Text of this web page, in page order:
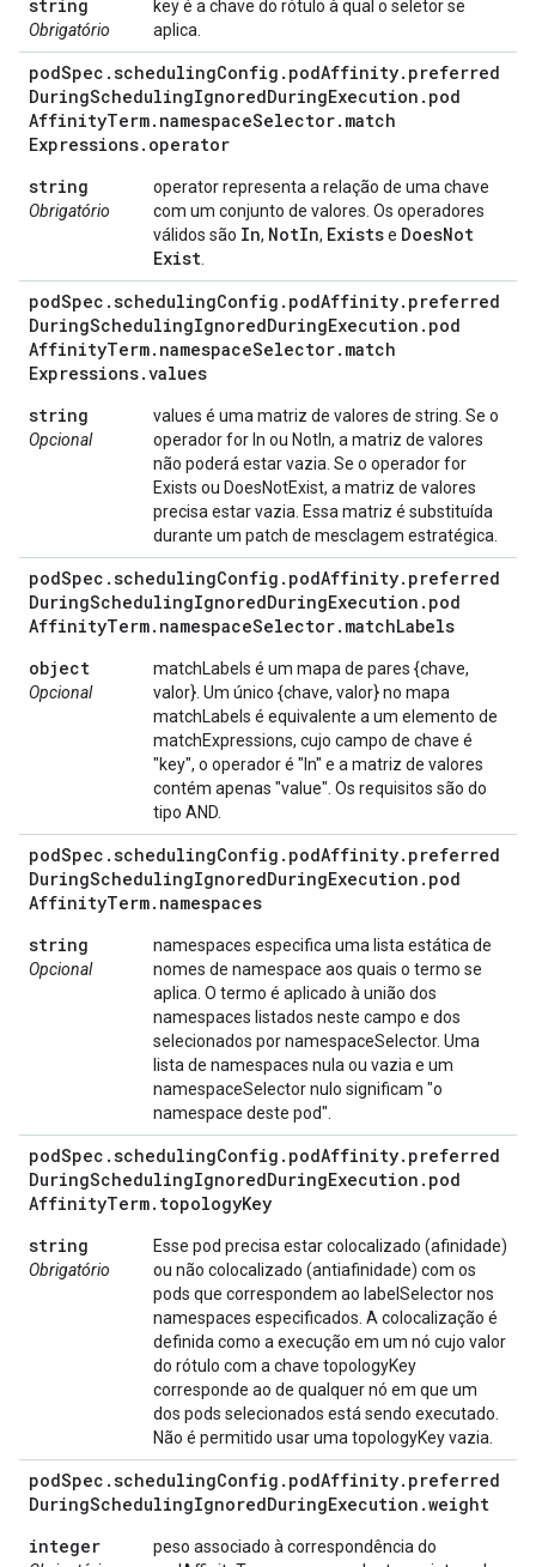
string
Obrigatório
key é a chave do rótulo à qual o seletor se
aplica.
podSpec .schedulingConfig . podAffinity. preferred
DuringSchedulingIgnoredDuringExecution . pod
AffinityTerm. namespaceSelector. match
Expressions. operator
string
Obrigatório
operator representa a relação de uma chave
com um conjunto de valores. Os operadores
válidos são In, NotIn, Existse DoesNot
Exist
podSpec .schedulingConfig . podAffinity. preferred
DuringSchedulingIgnoredDuringExecution . pod
AffinityTerm. namespaceSelector. match
Expressions.values
string
Opcional
values é uma matriz de valores de string. Se o
operador for In ou NotIn, a matriz de valores
não poderá estar vazia. Se o operador for
Exists ou DoesNotExist, a matriz de valores
precisa estar vazia. Essa matriz é substituída
durante um patch de mesclagem estratégica.
podSpec .schedulingConfig . podAffinity. preferred
DuringSchedulingIgnoredDuringExecution . pod
AffinityTerm. namespaceSelector. matchLabels
object
Opcional
matchLabels é um mapa de pares {chave,
valor}. Um único {chave, valor} no mapa
matchLabels é equivalente a um elemento de
matchExpressions, cujo campo de chave é
"key", o operador é "In" e a matriz de valores
contém apenas "value". Os requisitos são do
tipo AND.
podSpec .schedulingConfig . podAffinity. preferred
DuringSchedulingIgnoredDuringExecution . pod
AffinityTerm. namespaces
string
Opcional
namespaces especifica uma lista estática de
nomes de namespace aos quais o termo se
aplica. O termo é aplicado à união dos
namespaces listados neste campo e dos
selecionados por namespaceSelector. Uma
lista de namespaces nula ou vazia e um
namespaceSelector nulo significam "o
namespace deste pod".
podSpec .schedulingConfig . podAffinity. preferred
DuringSchedulingIgnoredDuringExecution . pod
AffinityTerm. topologyKey
string
Obrigatório
Esse pod precisa estar colocalizado (afinidade)
ou não colocalizado (antiafinidade) com os
pods que correspondem ao labelSelector nos
namespaces especificados. A colocalização é
definida como a execução em um nó cujo valor
do rótulo com a chave topologyKey
corresponde ao de qualquer nó em que um
dos pods selecionados está sendo executado.
Não é permitido usar uma topologyKey vazia.
podSpec .schedulingConfig . podAffinity. preferred
DuringSchedulingIgnoredDuringExecution .weight
integer
peso associado à correspondência do